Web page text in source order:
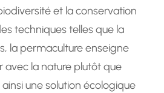
et la conservation
techniques telles que la
la permaculture enseigne
avec la nature plutôt que
une solution écologique